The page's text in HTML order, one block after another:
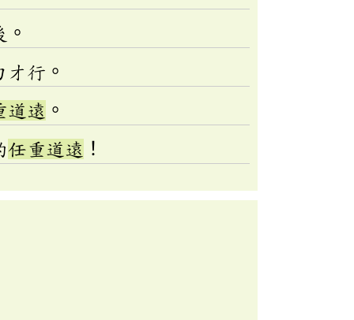
行。
道遠 。
任重道遠 ！